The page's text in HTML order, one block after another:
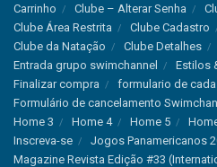
Carrinho
Clube – Alterar Senha
Clube Área Restrita
Clube Cadastro
Clube da Natação
Clube Detalhes
Entrada grupo swimchannel
Estilos
Finalizar compra
formulario de
Formulário de cancelamento
Home 3
Home 4 Home 5
Inscreva-se
Jogos Panamericanos
Magazine Revista Edição #33